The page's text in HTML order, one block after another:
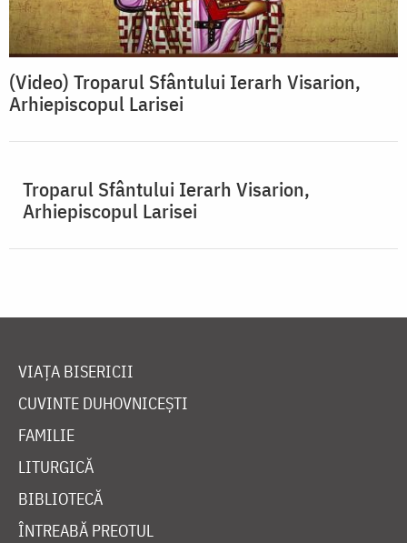
(Video) Troparul Sfântului Ierarh Visarion,
Arhiepiscopul Larisei
Troparul Sfântului Ierarh Visarion,
Arhiepiscopul Larisei
VIAȚA BISERICII
CUVINTE DUHOVNICEȘTI
FAMILIE
LITURGICĂ
BIBLIOTECĂ
ÎNTREABĂ PREOTUL